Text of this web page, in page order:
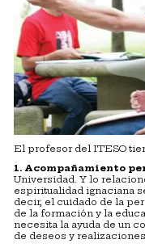
El profesor del ITESO
1. Acompañamiento
Universidad. Y lo
espiritualidad ignaciana
decir, el cuidado de la
de la formación y la
necesita la ayuda de un
de deseos y